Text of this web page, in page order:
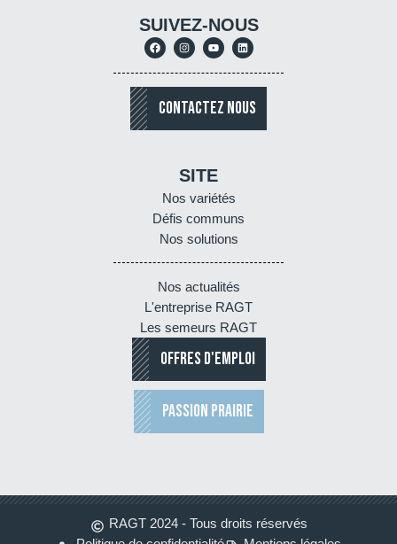
SUIVEZ-NOUS
CONTACTEZ NOUS
SITE
Nos variétés
Défis communs
Nos solutions
Nos actualités
L'entreprise RAGT
Les semeurs RAGT
OFFRES D'EMPLOI
PASSION PRAIRIE
RAGT 2024 - Tous droits réservés